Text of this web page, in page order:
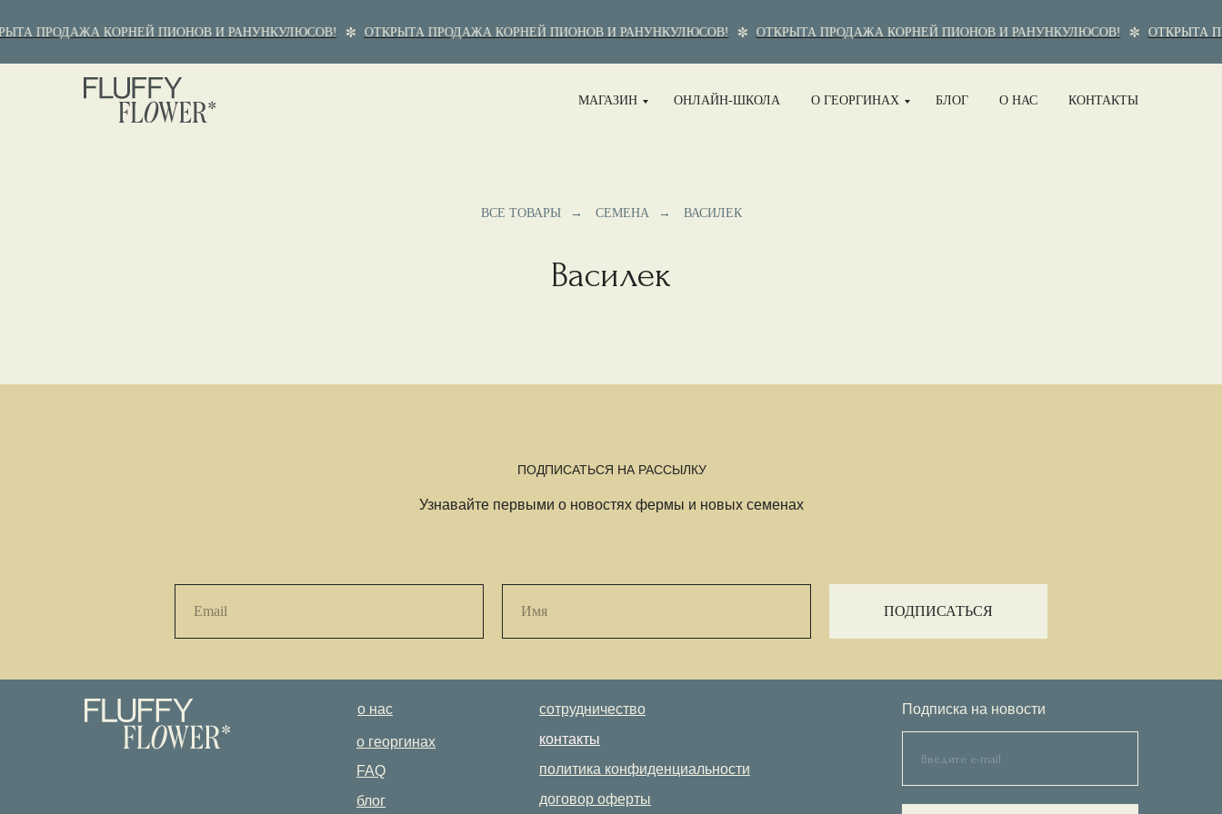
ПРОДАЖА КОРНЕЙ ПИОНОВ И РАНУНКУЛЮСОВ! ОТКРЫТА ПРОДАЖА КОРНЕЙ ПИОНОВ И РАНУНКУЛЮСОВ! ОТКРЫТА ПРОДАЖА КОРНЕЙ ПИОНОВ И РАНУНКУЛЮСОВ! ОТКРЫТА
МАГАЗИН ОНЛАЙН-ШКОЛА О ГЕОРГИНАХ БЛОГ О НАС КОНТАКТЫ
ВСЕ ТОВАРЫ → СЕМЕНА → ВАСИЛЕК
Василек
Узнавайте первыми о новостях фермы и новых семенах
ПОДПИСАТЬСЯ НА РАССЫЛКУ
ПОДПИСАТЬСЯ
Подписка на новости
о нас
о георгинах
FAQ
блог
сотрудничество
контакты
политика конфиденциальности
договор оферты